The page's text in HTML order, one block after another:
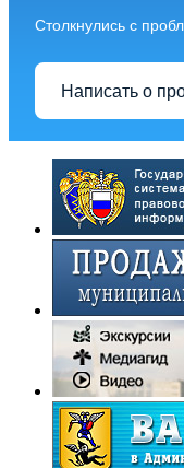
Столкнулись с
Написать о